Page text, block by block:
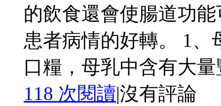
的飲食還會使腸道功
患者病情的好轉。 1
口糧，母乳中含有大量
118 次閱讀|沒有評論